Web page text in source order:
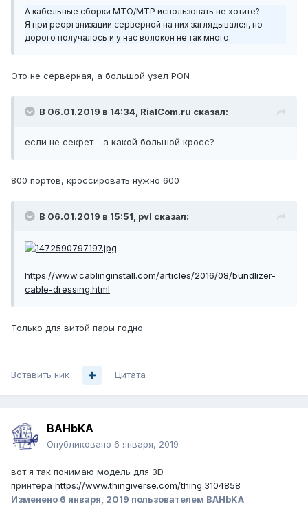
А кабельные сборки MTO/MTP использовать не хотите?
Я при реорганизации серверной на них заглядывался, но
дорого получалось и у нас волокон не так много.
Это не серверная, а большой узел PON
В 06.01.2019 в 14:34, RialCom.ru сказал:
если не секрет - а какой большой кросс?
800 портов, кроссировать нужно 600
В 06.01.2019 в 15:51, pvl сказал:
https://www.cablinginstall.com/articles/2016/08/bundlizer-
cable-dressing.html
Только для витой пары годно
Вставить ник Цитата
BAHbKA
Опубликовано 6 января, 2019
вот я так понимаю модель для 3D
принтера https://www.thingiverse.com/thing:3104858
Изменено 6 января, 2019 пользователем BAHbKA